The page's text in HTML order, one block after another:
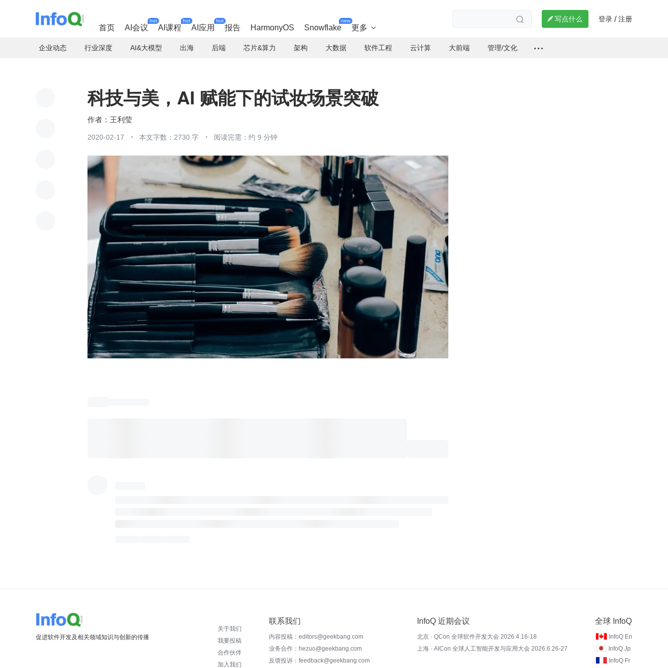
首页 AI会议
hot
AI课程
hot
AI应用
hot
报告 HarmonyOS Snowflake
new
更多 
  写点什么 登录 / 注册
企业动态 行业深度 AI&大模型 出海 后端 芯片&算力 架构 大数据 软件工程 云计算 大前端 管理/文化
科技与美，AI 赋能下的试妆场景突破
王利莹
2020-02-17 本文字数：2730 字 阅读完需：约 9 分钟
促进软件开发及相关领域知识与创新的传播
关于我们
我要投稿
合作伙伴
加入我们
联系我们
内容投稿：editors@geekbang.com
业务合作：hezuo@geekbang.com
反馈投诉：feedback@geekbang.com
InfoQ 近期会议
北京 · QCon 全球软件开发大会 2026.4.16-18
上海 · AICon 全球人工智能开发与应用大会 2026.6.26-27
全球 InfoQ
InfoQ En
InfoQ Jp
InfoQ Fr